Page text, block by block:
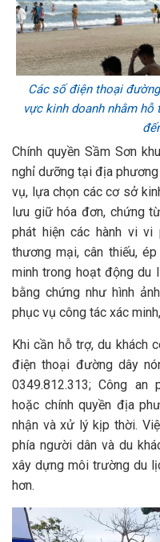
Các số điện thoại
vực kinh doanh nhằm hỗ
Chính quyền Sầm Sơn
nghỉ dưỡng tại địa
vụ, lựa chọn các cơ sở
lưu giữ hóa đơn, chứng
phát hiện các hành vi vi
thương mại, cân thiếu,
minh trong hoạt động du
bằng chứng như hình
phục vụ công tác xác
Khi cần hỗ trợ, du khách
điện thoại đường dây
0349.812.313; Công an
hoặc chính quyền địa
nhận và xử lý kịp thời.
phía người dân và du
xây dựng môi trường du
hơn.